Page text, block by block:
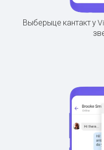
Выберыце кантакт у